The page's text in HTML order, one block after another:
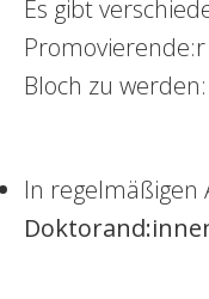
Es gibt
Bloch zu werden:
In regelmäßigen